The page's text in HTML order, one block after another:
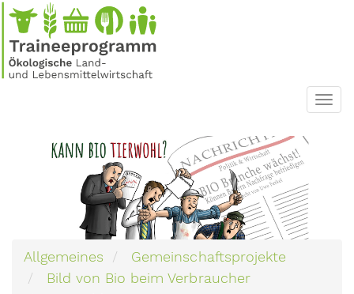
Direkt
zum
Inhalt
Allgemeines
Gemeinschaftsprojekte
Bild von Bio beim Verbraucher